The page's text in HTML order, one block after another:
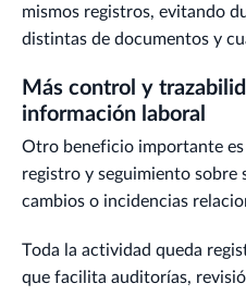
mismos registros, evitando
distintas de documentos y
Más control y
información laboral
Otro beneficio importante
registro y seguimiento sobre
cambios o incidencias
Toda la actividad queda
que facilita auditorías,